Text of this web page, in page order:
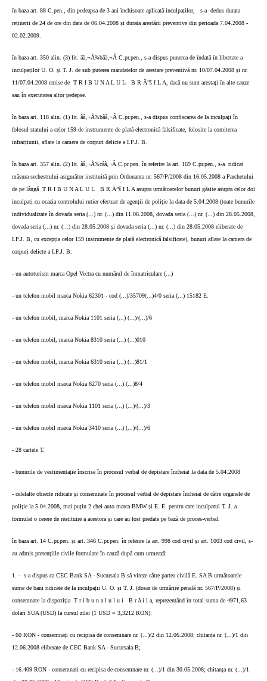
în baza art. 88 C.pen., din pedeapsa de 3 ani închisoare aplicată inculpaților, s-a dedus durata
reținerii de 24 de ore din data de 06.04.2008 și durata arestării preventive din perioada 7.04.2008 -
02.02.2009.
în baza art. 350 alin. (3) lit. ââ‚¬Å¾bââ‚¬Â C.pr.pen., s-a dispus punerea de îndată în libertate a
inculpaților U. O. și T. J. de sub puterea mandatelor de arestare preventivă nr. 10/07.04.2008 și nr.
11/07.04.2008 emise de T R I B U N A L U L
B R Ä”š I L A, dacă nu sunt arestați în alte cauze
sau în executarea altor pedepse.
în baza art. 118 alin. (1) lit. ââ‚¬Å¾bââ‚¬Â C.pr.pen., s-a dispus confiscarea de la inculpați în
folosul statului a celor 159 de instrumente de plată electronică falsificate, folosite la comiterea
infracțiunii, aflate la camera de corpuri delicte a I.P.J. B.
în baza art. 357 alin. (2) lit. ââ‚¬Å¾cââ‚¬Â C.pr.pen. în referire la art. 169 C.pr.pen., s-a ridicat
măsura sechestrului asigurător instituită prin Ordonanța nr. 567/P/2008 din 16.05.2008 a Parchetului
de pe lângă T R I B U N A L U L
B R Ä”š I L A asupra următoarelor bunuri găsite asupra celor doi
inculpați cu ocazia controlului rutier efectuat de agenții de poliție la data de 5.04.2008 (toate bunurile
individualizate în dovada seria (...) nr. (...) din 11.06.2008, dovada seria (...) nr. (...) din 28.05.2008,
dovada seria (...) nr. (...) din 28.05.2008 și dovada seria (...) nr. (...) din 28.05.2008 eliberate de
I.P.J. B, cu excepția celor 159 instrumente de plată electronică falsificate), bunuri aflate la camera de
corpuri delicte a I.P.J. B:
- un autoturism marca Opel Vectra cu numărul de înmatriculare (...)
- un telefon mobil marca Nokia 62301 - cod (...)/35709(...)4/0 seria (...) 15182 E.
- un telefon mobil, marca Nokia 1101 seria (...) (...)/(...)/6
- un telefon mobil, marca Nokia 8310 seria (...) (...)010
- un telefon mobil, marca Nokia 6310 seria (...) (...)81/1
- un telefon mobil marca Nokia 6270 seria (...) (...)8/4
- un telefon mobil marca Nokia 1101 seria (...) (...)/(...)/3
- un telefon mobil marca Nokia 3410 seria (...) (...)/(...)/6
- 28 cartele T.
- bunurile de vestimentație înscrise în procesul verbal de depistare încheiat la data de 5.04.2008
- celelalte obiecte ridicate și consemnate în procesul verbal de depistare încheiat de către organele de
poliție la 5.04.2008, mai puțin 2 chei auto marca BMW și E. E. pentru care inculpatul T. J. a
formulat o cerere de restituire a acestora și care au fost predate pe bază de proces-verbal.
în baza art. 14 C.pr.pen. și art. 346 C.pr.pen. în referire la art. 998 cod civil și art. 1003 cod civil, s-
au admis pretențiile civile formulate în cauză după cum urmează:
1. - s-a dispus ca CEC Bank SA - Sucursala B să vireze către partea civilă E. SA B următoarele
sume de bani ridicate de la inculpații U. O. și T. J. (dosar de urmărire penală nr. 567/P/2008) și
consemnate la dispoziția T r i b u n a l u l u i
B r ă i l a, reprezentând în total suma de 4971,63
dolari SUA (USD) la cursul zilei (1 USD = 3,3212 RON):
- 60 RON - consemnați cu recipisa de consemnare nr. (...)/2 din 12.06.2008; chitanța nr. (...)/1 din
12.06.2008 eliberate de CEC Bank SA - Sucursala B;
- 16.409 RON - consemnați cu recipisa de consemnare nr. (...)/1 din 30.05.2008; chitanța nr. (...)/1